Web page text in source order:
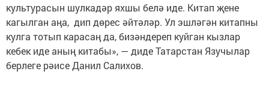
культурасын шулкадәр яхшы белә иде. Китап җене
кагылган аңа, дип дөрес әйтәләр. Ул эшләгән китапны
кулга тотып карасаң да, бизәндереп куйган кызлар
кебек иде аның китабы», — диде Татарстан Язучылар
берлеге рәисе Данил Салихов.